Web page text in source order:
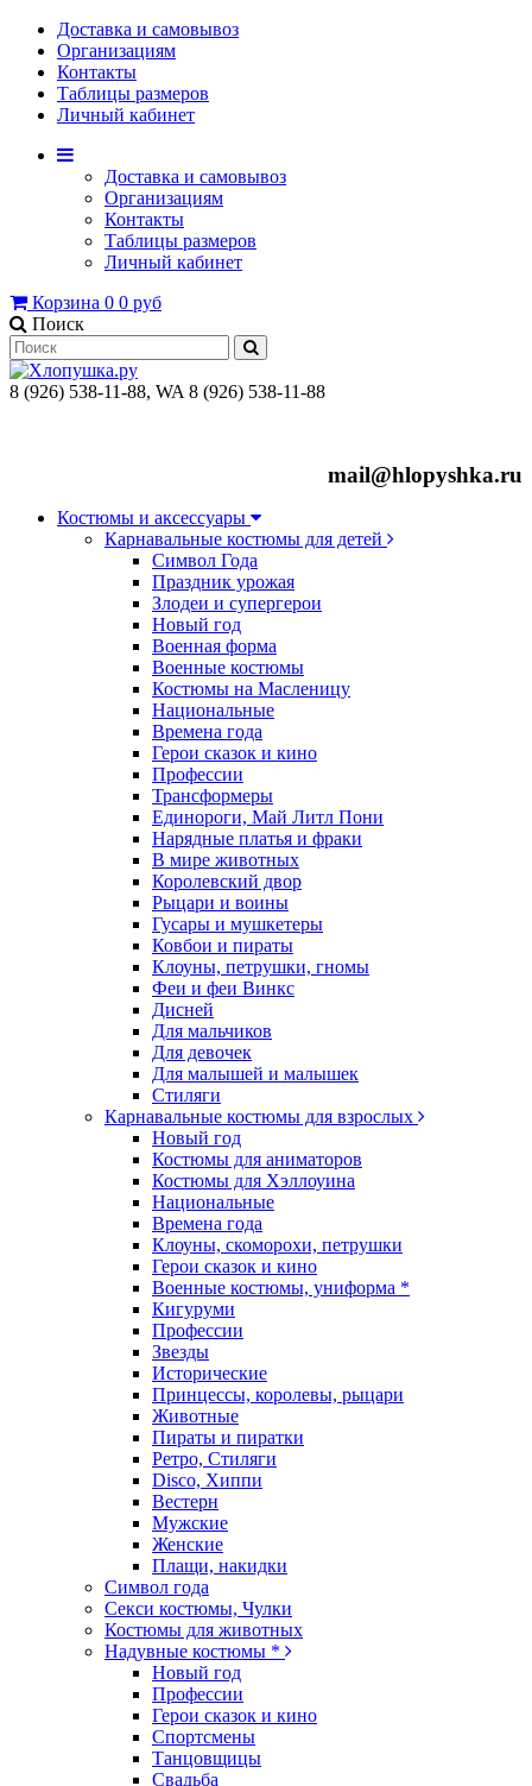
Доставка и самовывоз
Организациям
Контакты
Таблицы размеров
Личный кабинет
Доставка и самовывоз
Организациям
Контакты
Таблицы размеров
Личный кабинет
Корзина 0 0 руб
Поиск
8 (926) 538-11-88, WA 8 (926) 538-11-88
mail@hlopyshka.ru
Костюмы и аксессуары
Карнавальные костюмы для детей
Символ Года
Праздник урожая
Злодеи и супергерои
Новый год
Военная форма
Военные костюмы
Костюмы на Масленицу
Национальные
Времена года
Герои сказок и кино
Профессии
Трансформеры
Единороги, Май Литл Пони
Нарядные платья и фраки
В мире животных
Королевский двор
Рыцари и воины
Гусары и мушкетеры
Ковбои и пираты
Клоуны, петрушки, гномы
Феи и феи Винкс
Дисней
Для мальчиков
Для девочек
Для малышей и малышек
Стиляги
Карнавальные костюмы для взрослых
Новый год
Костюмы для аниматоров
Костюмы для Хэллоуина
Национальные
Времена года
Клоуны, скоморохи, петрушки
Герои сказок и кино
Военные костюмы, униформа *
Кигуруми
Профессии
Звезды
Исторические
Принцессы, королевы, рыцари
Животные
Пираты и пиратки
Ретро, Стиляги
Disco, Хиппи
Вестерн
Мужские
Женские
Плащи, накидки
Символ года
Секси костюмы, Чулки
Костюмы для животных
Надувные костюмы *
Новый год
Профессии
Герои сказок и кино
Спортсмены
Танцовщицы
Свадьба